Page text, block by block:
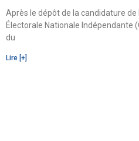
Après le dépôt de la candidature
Électorale Nationale Indépendante
du
Lire [+]